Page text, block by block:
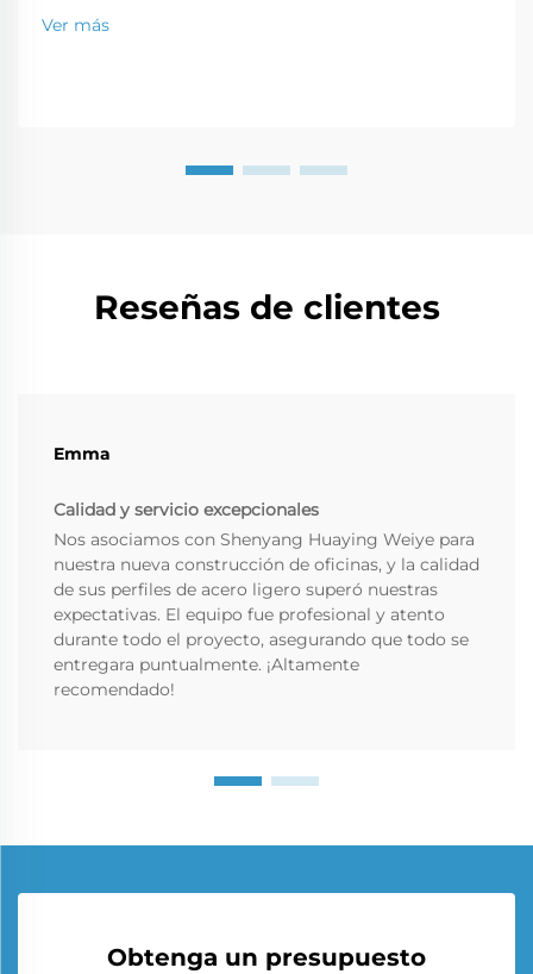
Ver más
Reseñas de clientes
Emma
Calidad y servicio excepcionales
Nos asociamos con Shenyang Huaying Weiye para
nuestra nueva construcción de oficinas, y la calidad
de sus perfiles de acero ligero superó nuestras
expectativas. El equipo fue profesional y atento
durante todo el proyecto, asegurando que todo se
entregara puntualmente. ¡Altamente
recomendado!
Obtenga un presupuesto